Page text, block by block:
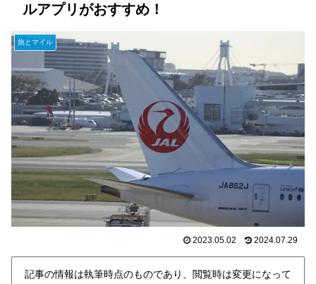
ルアプリがおすすめ！
旅とマイル
2023.05.02 2024.07.29
記事の情報は執筆時点のものであり、閲覧時は変更になって